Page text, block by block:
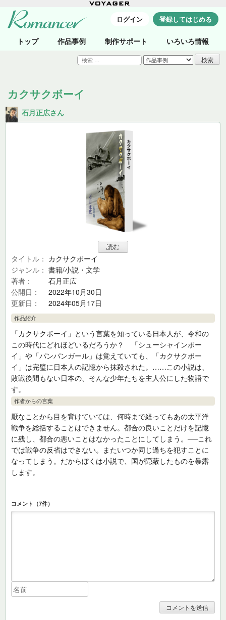
トップ 作品事例 制作サポート いろいろ情報
ログイン 登録してはじめる
検
索:
カクサクボーイ
石月正広さん
タイトル
カクサクボーイ
ジャンル
書籍/小説・文学
著者
石月正広
公開日
2022年10月30日
更新日
2024年05月17日
作品紹介
「カクサクボーイ」という言葉を知っている日本人が、令和の
この時代にどれほどいるだろうか？ 「シューシャインボー
イ」や「パンパンガール」は覚えていても、「カクサクボー
イ」は完璧に日本人の記憶から抹殺された。……この小説は、
敗戦後間もない日本の、そんな少年たちを主人公にした物語で
す。
作者からの言葉
厭なことから目を背けていては、何時まで経ってもあの太平洋
戦争を総括することはできません。都合の良いことだけを記憶
に残し、都合の悪いことはなかったことにしてしまう。──これ
では戦争の反省はできない。またいつか同じ過ちを犯すことに
なってしまう。だからぼくは小説で、国が隠蔽したものを暴露
します。
コメント（7件）